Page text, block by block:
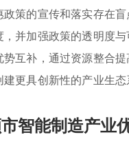
策的宣传和落实存在
，并加强政策的透明度
互补，通过资源整合
更具创新性的产业生
智能制造产业